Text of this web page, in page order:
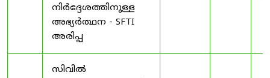
നിർദ്ദേശത്തിനുള്ള
അഭ്യർത്ഥന - SFTI
അരിപ്പ
സിവിൽ